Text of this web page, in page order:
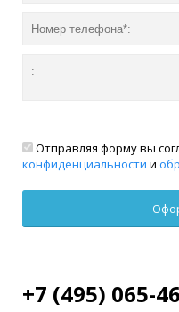
Отправляя форму вы
конфиденциальности и
+7 (495) 065-